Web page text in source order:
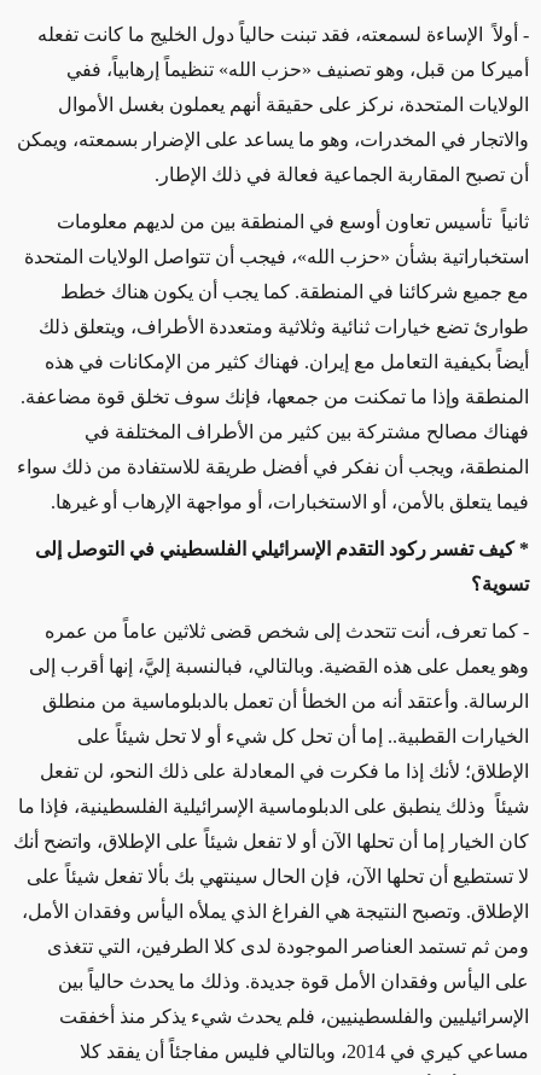
- أولاً الإساءة لسمعته، فقد تبنت حالياً دول الخليج ما كانت تفعله
أميركا من قبل، وهو تصنيف «حزب الله» تنظيماً إرهابياً، ففي
الولايات المتحدة، نركز على حقيقة أنهم يعملون بغسل الأموال
والاتجار في المخدرات، وهو ما يساعد على الإضرار بسمعته، ويمكن
أن تصبح المقاربة الجماعية فعالة في ذلك الإطار.
ثانياً تأسيس تعاون أوسع في المنطقة بين من لديهم معلومات
استخباراتية بشأن «حزب الله»، فيجب أن تتواصل الولايات المتحدة
مع جميع شركائنا في المنطقة. كما يجب أن يكون هناك خطط
طوارئ تضع خيارات ثنائية وثلاثية ومتعددة الأطراف، ويتعلق ذلك
أيضاً بكيفية التعامل مع إيران. فهناك كثير من الإمكانات في هذه
المنطقة وإذا ما تمكنت من جمعها، فإنك سوف تخلق قوة مضاعفة.
فهناك مصالح مشتركة بين كثير من الأطراف المختلفة في
المنطقة، ويجب أن نفكر في أفضل طريقة للاستفادة من ذلك سواء
فيما يتعلق بالأمن، أو الاستخبارات، أو مواجهة الإرهاب أو غيرها.
* كيف تفسر ركود التقدم الإسرائيلي الفلسطيني في التوصل إلى
تسوية؟
- كما تعرف، أنت تتحدث إلى شخص قضى ثلاثين عاماً من عمره
وهو يعمل على هذه القضية. وبالتالي، فبالنسبة إليَّ، إنها أقرب إلى
الرسالة. وأعتقد أنه من الخطأ أن تعمل بالدبلوماسية من منطلق
الخيارات القطبية.. إما أن تحل كل شيء أو لا تحل شيئاً على
الإطلاق؛ لأنك إذا ما فكرت في المعادلة على ذلك النحو، لن تفعل
شيئاً وذلك ينطبق على الدبلوماسية الإسرائيلية الفلسطينية، فإذا ما
كان الخيار إما أن تحلها الآن أو لا تفعل شيئاً على الإطلاق، واتضح أنك
لا تستطيع أن تحلها الآن، فإن الحال سينتهي بك بألا تفعل شيئاً على
الإطلاق. وتصبح النتيجة هي الفراغ الذي يملأه اليأس وفقدان الأمل،
ومن ثم تستمد العناصر الموجودة لدى كلا الطرفين، التي تتغذى
على اليأس وفقدان الأمل قوة جديدة. وذلك ما يحدث حالياً بين
الإسرائيليين والفلسطينيين، فلم يحدث شيء يذكر منذ أخفقت
مساعي كيري في 2014، وبالتالي فليس مفاجئاً أن يفقد كلا